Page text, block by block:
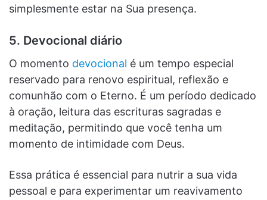
simplesmente estar na Sua presença.
5. Devocional diário
O momento devocional é um tempo especial
reservado para renovo espiritual, reflexão e
comunhão com o Eterno. É um período dedicado
à oração, leitura das escrituras sagradas e
meditação, permitindo que você tenha um
momento de intimidade com Deus.
Essa prática é essencial para nutrir a sua vida
pessoal e para experimentar um reavivamento